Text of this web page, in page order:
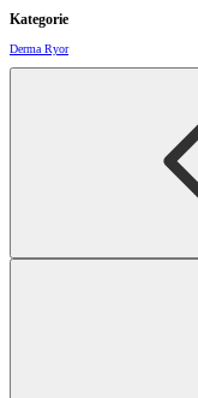
Kategorie
Derma Ryor